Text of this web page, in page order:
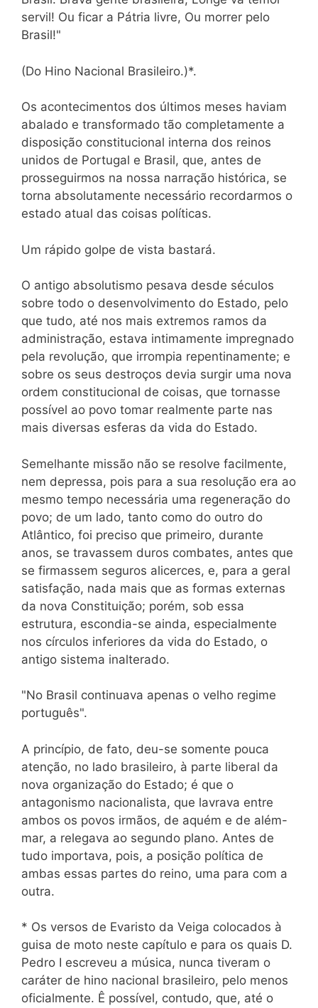
servil! Ou ficar a Pátria livre, Ou morrer pelo
Brasil!"
(Do Hino Nacional Brasileiro.)*.
Os acontecimentos dos últimos meses haviam
abalado e transformado tão completamente a
disposição constitucional interna dos reinos
unidos de Portugal e Brasil, que, antes de
prosseguirmos na nossa narração histórica, se
torna absolutamente necessário recordarmos o
estado atual das coisas políticas.
Um rápido golpe de vista bastará.
O antigo absolutismo pesava desde séculos
sobre todo o desenvolvimento do Estado, pelo
que tudo, até nos mais extremos ramos da
administração, estava intimamente impregnado
pela revolução, que irrompia repentinamente; e
sobre os seus destroços devia surgir uma nova
ordem constitucional de coisas, que tornasse
possível ao povo tomar realmente parte nas
mais diversas esferas da vida do Estado.
Semelhante missão não se resolve facilmente,
nem depressa, pois para a sua resolução era ao
mesmo tempo necessária uma regeneração do
povo; de um lado, tanto como do outro do
Atlântico, foi preciso que primeiro, durante
anos, se travassem duros combates, antes que
se firmassem seguros alicerces, e, para a geral
satisfação, nada mais que as formas externas
da nova Constituição; porém, sob essa
estrutura, escondia-se ainda, especialmente
nos círculos inferiores da vida do Estado, o
antigo sistema inalterado.
"No Brasil continuava apenas o velho regime
português".
A princípio, de fato, deu-se somente pouca
atenção, no lado brasileiro, à parte liberal da
nova organização do Estado; é que o
antagonismo nacionalista, que lavrava entre
ambos os povos irmãos, de aquém e de além-
mar, a relegava ao segundo plano. Antes de
tudo importava, pois, a posição política de
ambas essas partes do reino, uma para com a
outra.
* Os versos de Evaristo da Veiga colocados à
guisa de moto neste capítulo e para os quais D.
Pedro I escreveu a música, nunca tiveram o
caráter de hino nacional brasileiro, pelo menos
oficialmente. Ê possível, contudo, que, até o